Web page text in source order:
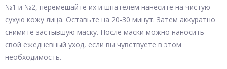
№1 и №2, перемешайте их и шпателем нанесите на чистую
сухую кожу лица. Оставьте на 20-30 минут. Затем аккуратно
снимите застывшую маску. После маски можно наносить
свой ежедневный уход, если вы чувствуете в этом
необходимость.